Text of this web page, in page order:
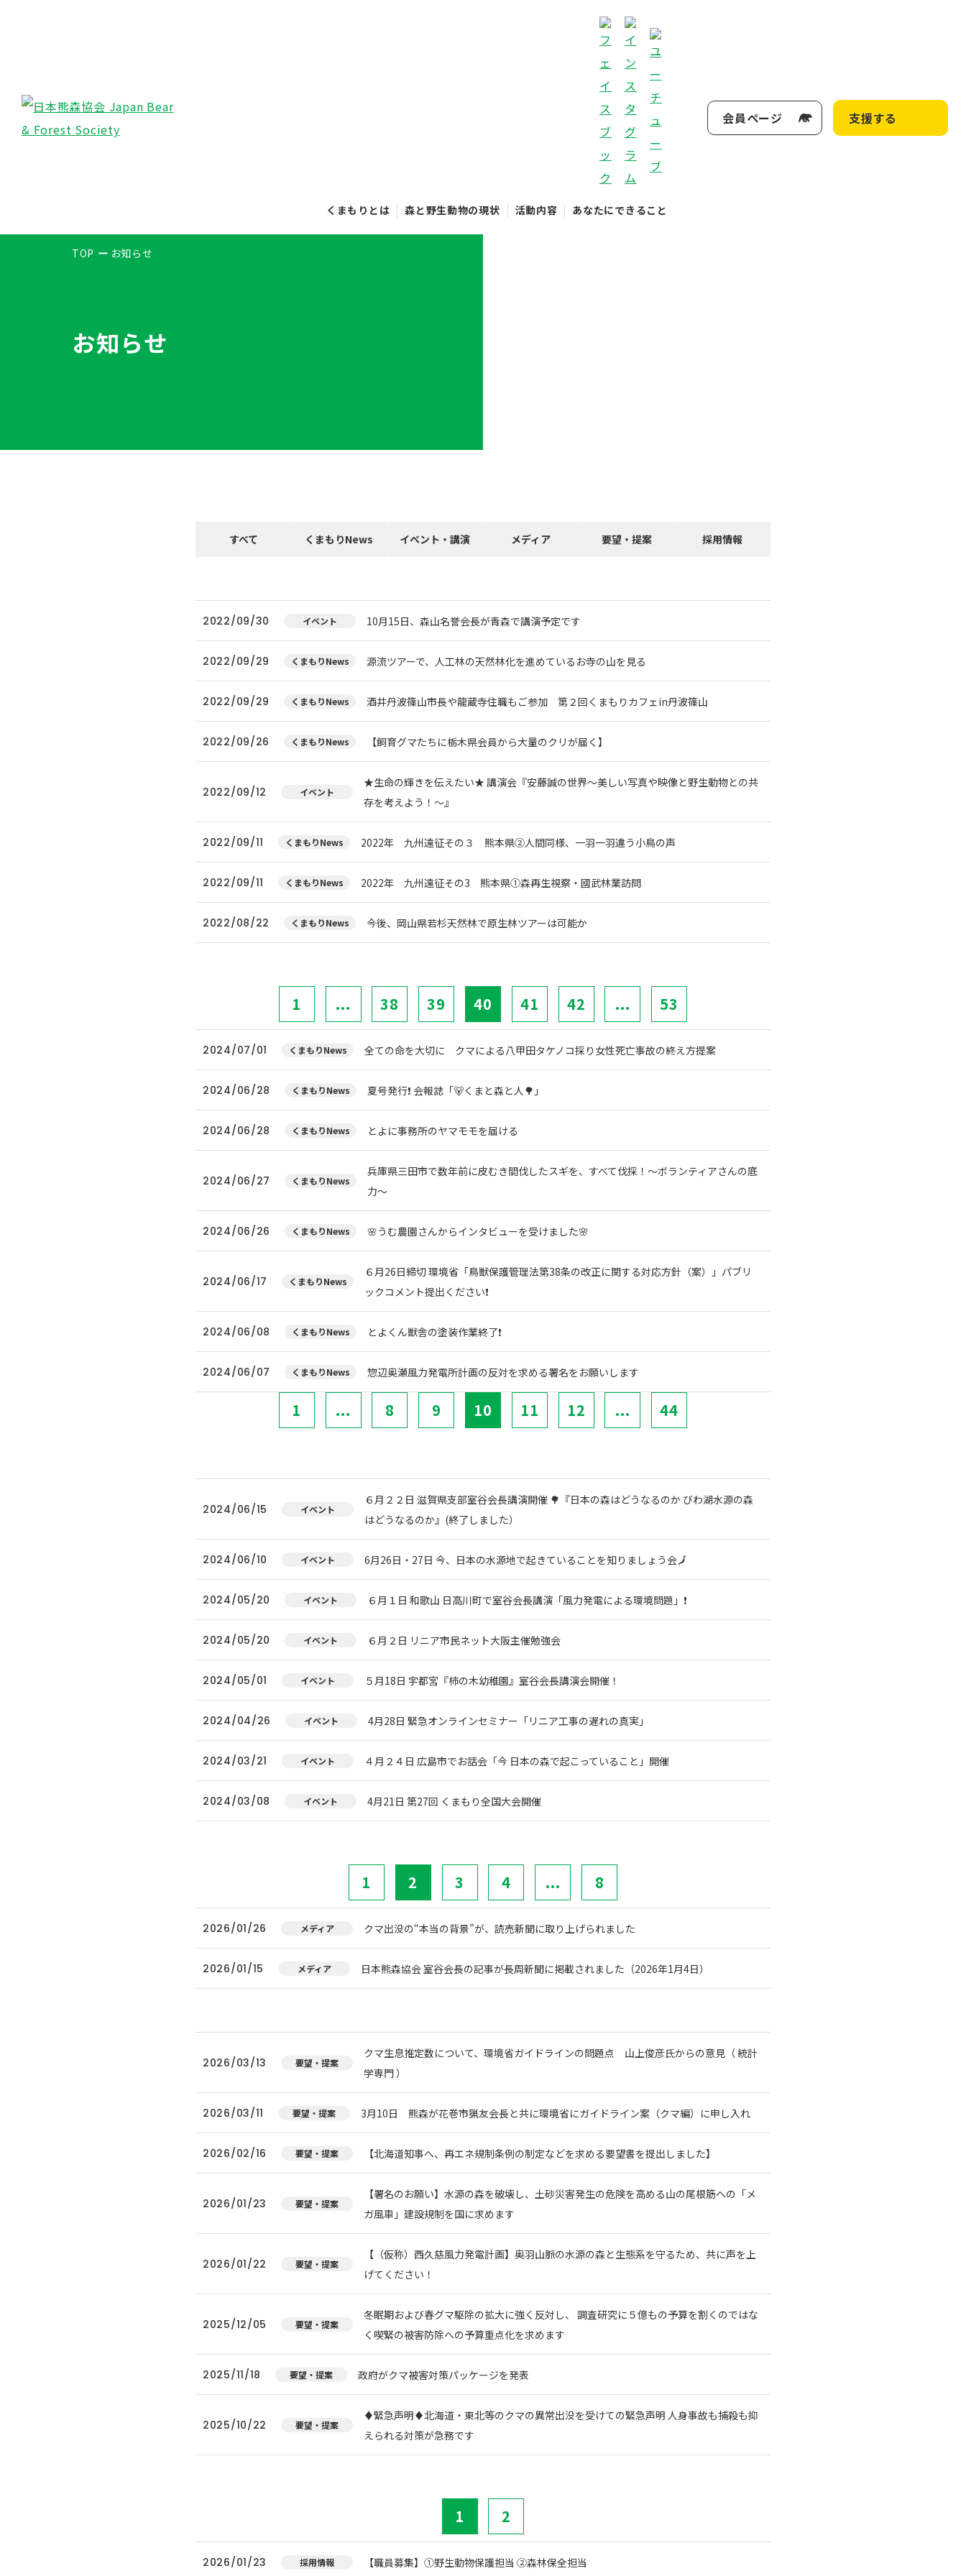
くまもりとは 森と野生動物の現状 活動内容 あなたにできること
会員ページ 支援する
TOP お知らせ
お知らせ
すべて くまもりNews イベント・講演 メディア 要望・提案 採用情報
2022/09/30 イベント 10月15日、森山名誉会長が青森で講演予定です
2022/09/29 くまもりNews 源流ツアーで、人工林の天然林化を進めているお寺の山を見る
2022/09/29 くまもりNews 酒井丹波篠山市長や龍蔵寺住職もご参加 第２回くまもりカフェin丹波篠山
2022/09/26 くまもりNews 【飼育グマたちに栃木県会員から大量のクリが届く】
2022/09/12 イベント
★生命の輝きを伝えたい★ 講演会『安藤誠の世界～美しい写真や映像と野生動物との共
存を考えよう！～』
2022/09/11 くまもりNews 2022年 九州遠征その３ 熊本県②人間同様、一羽一羽違う小鳥の声
2022/09/11 くまもりNews 2022年 九州遠征その3 熊本県①森再生視察・國武林業訪問
2022/08/22 くまもりNews 今後、岡山県若杉天然林で原生林ツアーは可能か
1 ... 38 39 40 41 42 ... 53
2024/07/01 くまもりNews 全ての命を大切に クマによる八甲田タケノコ採り女性死亡事故の終え方提案
2024/06/28 くまもりNews 夏号発行❗️ 会報誌「🐻くまと森と人🌳」
2024/06/28 くまもりNews とよに事務所のヤマモモを届ける
2024/06/27 くまもりNews
兵庫県三田市で数年前に皮むき間伐したスギを、すべて伐採！～ボランティアさんの底
力～
2024/06/26 くまもりNews 🌸うむ農園さんからインタビューを受けました🌸
2024/06/17 くまもりNews
６月26日締切 環境省「鳥獣保護管理法第38条の改正に関する対応方針（案）」パブリ
ックコメント提出ください❗
2024/06/08 くまもりNews とよくん獣舎の塗装作業終了❗
2024/06/07 くまもりNews 惣辺奥瀬風力発電所計画の反対を求める署名をお願いします
1 ... 8 9 10 11 12 ... 44
2024/06/15 イベント
６月２２日 滋賀県支部室谷会長講演開催 🌳『日本の森はどうなるのか びわ湖水源の森
はどうなるのか』(終了しました）
2024/06/10 イベント 6月26日・27日 今、日本の水源地で起きていることを知りましょう会🗾
2024/05/20 イベント ６月１日 和歌山 日高川町で室谷会長講演「風力発電による環境問題」❗
2024/05/20 イベント ６月２日 リニア市民ネット大阪主催勉強会
2024/05/01 イベント ５月18日 宇都宮『柿の木幼稚園』室谷会長講演会開催！
2024/04/26 イベント 4月28日 緊急オンラインセミナー「リニア工事の遅れの真実」
2024/03/21 イベント ４月２４日 広島市でお話会「今 日本の森で起こっていること」開催
2024/03/08 イベント 4月21日 第27回 くまもり全国大会開催
1 2 3 4 ... 8
2026/01/26 メディア クマ出没の“本当の背景”が、読売新聞に取り上げられました
2026/01/15 メディア 日本熊森協会 室谷会長の記事が長周新聞に掲載されました（2026年1月4日）
2026/03/13 要望・提案
クマ生息推定数について、環境省ガイドラインの問題点 山上俊彦氏からの意見（ 統計
学専門 ）
2026/03/11 要望・提案 3月10日 熊森が花巻市猟友会長と共に環境省にガイドライン案（クマ編）に申し入れ
2026/02/16 要望・提案 【北海道知事へ、再エネ規制条例の制定などを求める要望書を提出しました】
2026/01/23 要望・提案
【署名のお願い】水源の森を破壊し、土砂災害発生の危険を高める山の尾根筋への「メ
ガ風車」建設規制を国に求めます
2026/01/22 要望・提案
【（仮称）西久慈風力発電計画】奥羽山脈の水源の森と生態系を守るため、共に声を上
げてください！
2025/12/05 要望・提案
冬眠期および春グマ駆除の拡大に強く反対し、 調査研究に５億もの予算を割くのではな
く喫緊の被害防除への予算重点化を求めます
2025/11/18 要望・提案 政府がクマ被害対策パッケージを発表
2025/10/22 要望・提案
♦️緊急声明♦️北海道・東北等のクマの異常出没を受けての緊急声明 人身事故も捕殺も抑
えられる対策が急務です
1 2
2026/01/23 採用情報 【職員募集】①野生動物保護担当 ②森林保全担当